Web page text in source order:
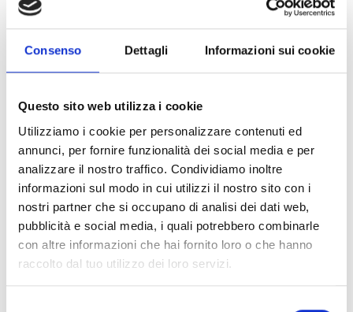
Consenso Dettagli Informazioni sui cookie
Questo sito web utilizza i cookie
Utilizziamo i cookie per personalizzare contenuti ed
annunci, per fornire funzionalità dei social media e per
analizzare il nostro traffico. Condividiamo inoltre
informazioni sul modo in cui utilizzi il nostro sito con i
nostri partner che si occupano di analisi dei dati web,
pubblicità e social media, i quali potrebbero combinarle
con altre informazioni che hai fornito loro o che hanno
raccolto dal tuo utilizzo dei loro servizi.
Nexus
SmartLink Advanced
Ce produit vous intéresse ?